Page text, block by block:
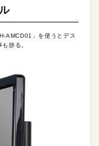
AMCD01」を使うとデス
捗る。